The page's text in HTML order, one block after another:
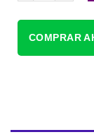
COMPRAR